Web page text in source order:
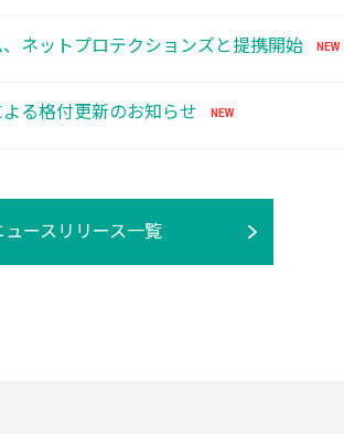
ネットプロテクションズと提携開始
る格付更新のお知らせ
ュースリリース一覧